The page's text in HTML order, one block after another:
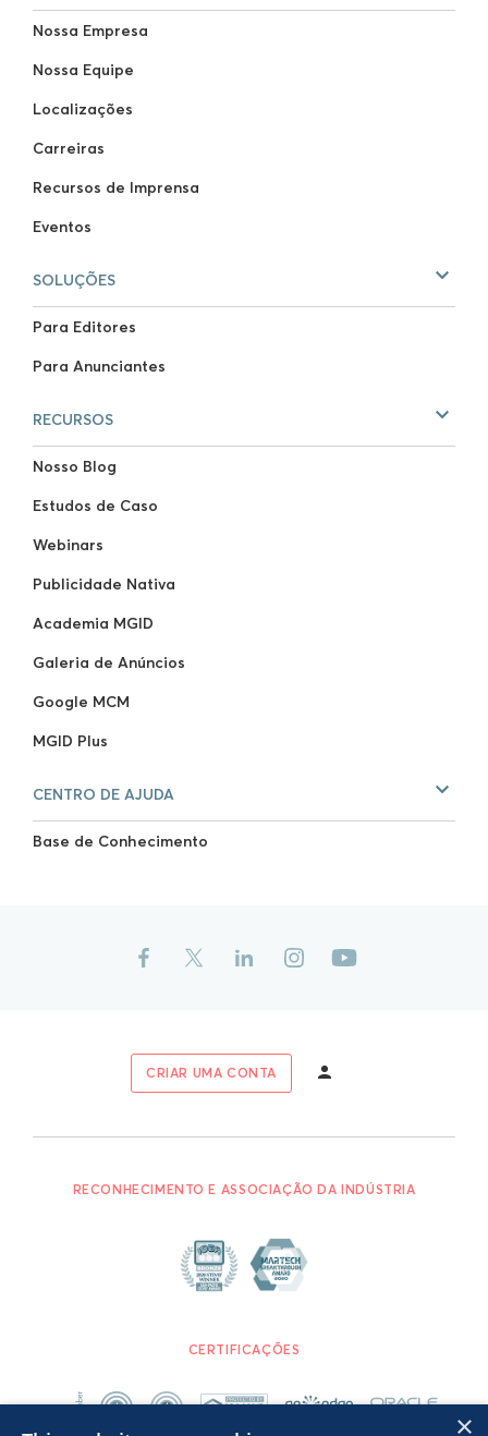
Nossa Empresa
Nossa Equipe
Localizações
Carreiras
Recursos de Imprensa
Eventos
SOLUÇÕES
Para Editores
Para Anunciantes
RECURSOS
Nosso Blog
Estudos de Caso
Webinars
Publicidade Nativa
Academia MGID
Galeria de Anúncios
Google MCM
MGID Plus
CENTRO DE AJUDA
Base de Conhecimento
CRIAR UMA CONTA
RECONHECIMENTO E ASSOCIAÇÃO DA INDÚSTRIA
CERTIFICAÇÕES
×